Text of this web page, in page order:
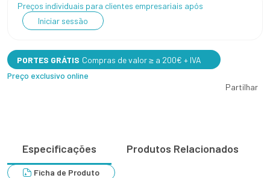
Preços individuais para clientes empresariais após
Iniciar sessão
PORTES GRÁTIS Compras de valor ≥ a 200€ + IVA
Preço exclusivo online
Partilhar
Especificações Produtos Relacionados
Ficha de Produto